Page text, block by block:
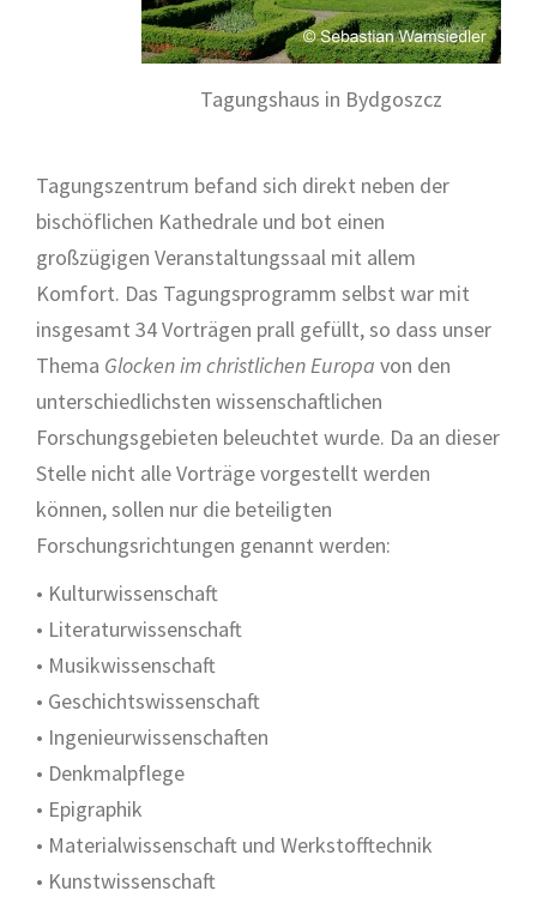
Tagungshaus in Bydgoszcz
Tagungszentrum befand sich direkt neben der
bischöflichen Kathedrale und bot einen
großzügigen Veranstaltungssaal mit allem
Komfort. Das Tagungsprogramm selbst war mit
insgesamt 34 Vorträgen prall gefüllt, so dass unser
Thema Glocken im christlichen Europa von den
unterschiedlichsten wissenschaftlichen
Forschungsgebieten beleuchtet wurde. Da an dieser
Stelle nicht alle Vorträge vorgestellt werden
können, sollen nur die beteiligten
Forschungsrichtungen genannt werden:
• Kulturwissenschaft
• Literaturwissenschaft
• Musikwissenschaft
• Geschichtswissenschaft
• Ingenieurwissenschaften
• Denkmalpflege
• Epigraphik
• Materialwissenschaft und Werkstofftechnik
• Kunstwissenschaft